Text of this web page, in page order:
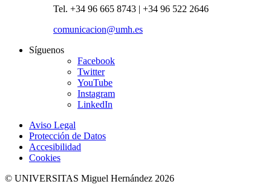
Tel. +34 96 665 8743 | +34 96 522 2646
comunicacion@umh.es
Síguenos
Facebook
Twitter
YouTube
Instagram
LinkedIn
Aviso Legal
Protección de Datos
Accesibilidad
Cookies
© UNIVERSITAS Miguel Hernández 2026